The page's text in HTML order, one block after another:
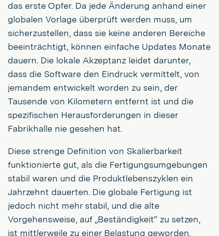
das erste Opfer. Da jede Änderung anhand einer
globalen Vorlage überprüft werden muss, um
sicherzustellen, dass sie keine anderen Bereiche
beeinträchtigt, können einfache Updates Monate
dauern. Die lokale Akzeptanz leidet darunter,
dass die Software den Eindruck vermittelt, von
jemandem entwickelt worden zu sein, der
Tausende von Kilometern entfernt ist und die
spezifischen Herausforderungen in dieser
Fabrikhalle nie gesehen hat.
Diese strenge Definition von Skalierbarkeit
funktionierte gut, als die Fertigungsumgebungen
stabil waren und die Produktlebenszyklen ein
Jahrzehnt dauerten. Die globale Fertigung ist
jedoch nicht mehr stabil, und die alte
Vorgehensweise, auf „Beständigkeit“ zu setzen,
ist mittlerweile zu einer Belastung geworden.